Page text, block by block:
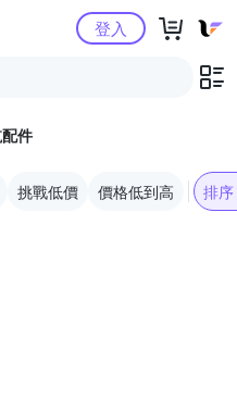
購物中心登入
件
挑戰低價 價格低到高 排序